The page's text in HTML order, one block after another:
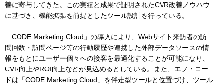
善に寄与してきた。この実績と成果で証明されたCVR改善ノウハウ
に基づき、機能拡張を前提としたツール設計を行っている。
「CODE Marketing Cloud」の導入により、Webサイト来訪者の訪
問回数・訪問ページ等の行動履歴や連携した外部データソースの情
報をもとにユーザー個々への接客を最適化することが可能になり、
CVR向上やROI向上などが見込めるとしている。また、エフ・コー
ドは「CODE Marketing Cloud」を伴走型ツールと位置づけ、ツール